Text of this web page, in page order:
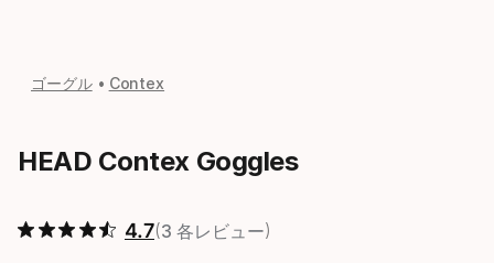
ゴーグル Contex
HEAD Contex Goggles
4.7 3 各レビュー